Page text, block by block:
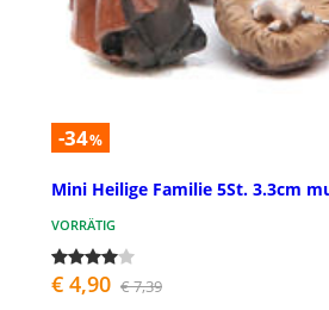
-34%
Mini Heilige Familie 5St. 3.3cm
VORRÄTIG
€ 4,90 € 7,39